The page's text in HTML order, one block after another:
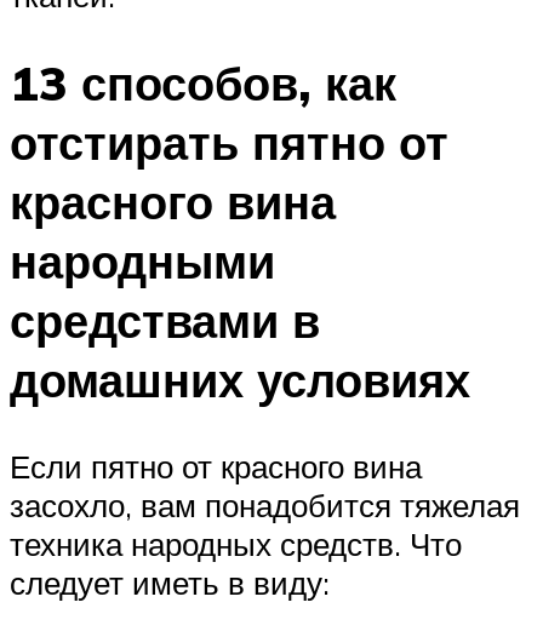
13 способов, как
отстирать пятно от
красного вина
народными
средствами в
домашних условиях
Если пятно от красного вина
засохло, вам понадобится тяжелая
техника народных средств. Что
следует иметь в виду: